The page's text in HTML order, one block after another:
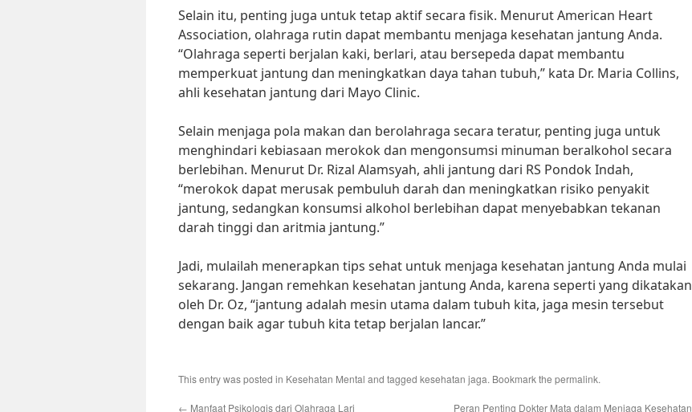
Selain itu, penting juga untuk tetap aktif secara fisik. Menurut American Heart
Association, olahraga rutin dapat membantu menjaga kesehatan jantung Anda.
“Olahraga seperti berjalan kaki, berlari, atau bersepeda dapat membantu
memperkuat jantung dan meningkatkan daya tahan tubuh,” kata Dr. Maria Collins,
ahli kesehatan jantung dari Mayo Clinic.
Selain menjaga pola makan dan berolahraga secara teratur, penting juga untuk
menghindari kebiasaan merokok dan mengonsumsi minuman beralkohol secara
berlebihan. Menurut Dr. Rizal Alamsyah, ahli jantung dari RS Pondok Indah,
“merokok dapat merusak pembuluh darah dan meningkatkan risiko penyakit
jantung, sedangkan konsumsi alkohol berlebihan dapat menyebabkan tekanan
darah tinggi dan aritmia jantung.”
Jadi, mulailah menerapkan tips sehat untuk menjaga kesehatan jantung Anda mulai
sekarang. Jangan remehkan kesehatan jantung Anda, karena seperti yang dikatakan
oleh Dr. Oz, “jantung adalah mesin utama dalam tubuh kita, jaga mesin tersebut
dengan baik agar tubuh kita tetap berjalan lancar.”
This entry was posted in Kesehatan Mental and tagged kesehatan jaga. Bookmark the permalink.
← Manfaat Psikologis dari Olahraga Lari
Peran Penting Dokter Mata dalam Menjaga Kesehatan